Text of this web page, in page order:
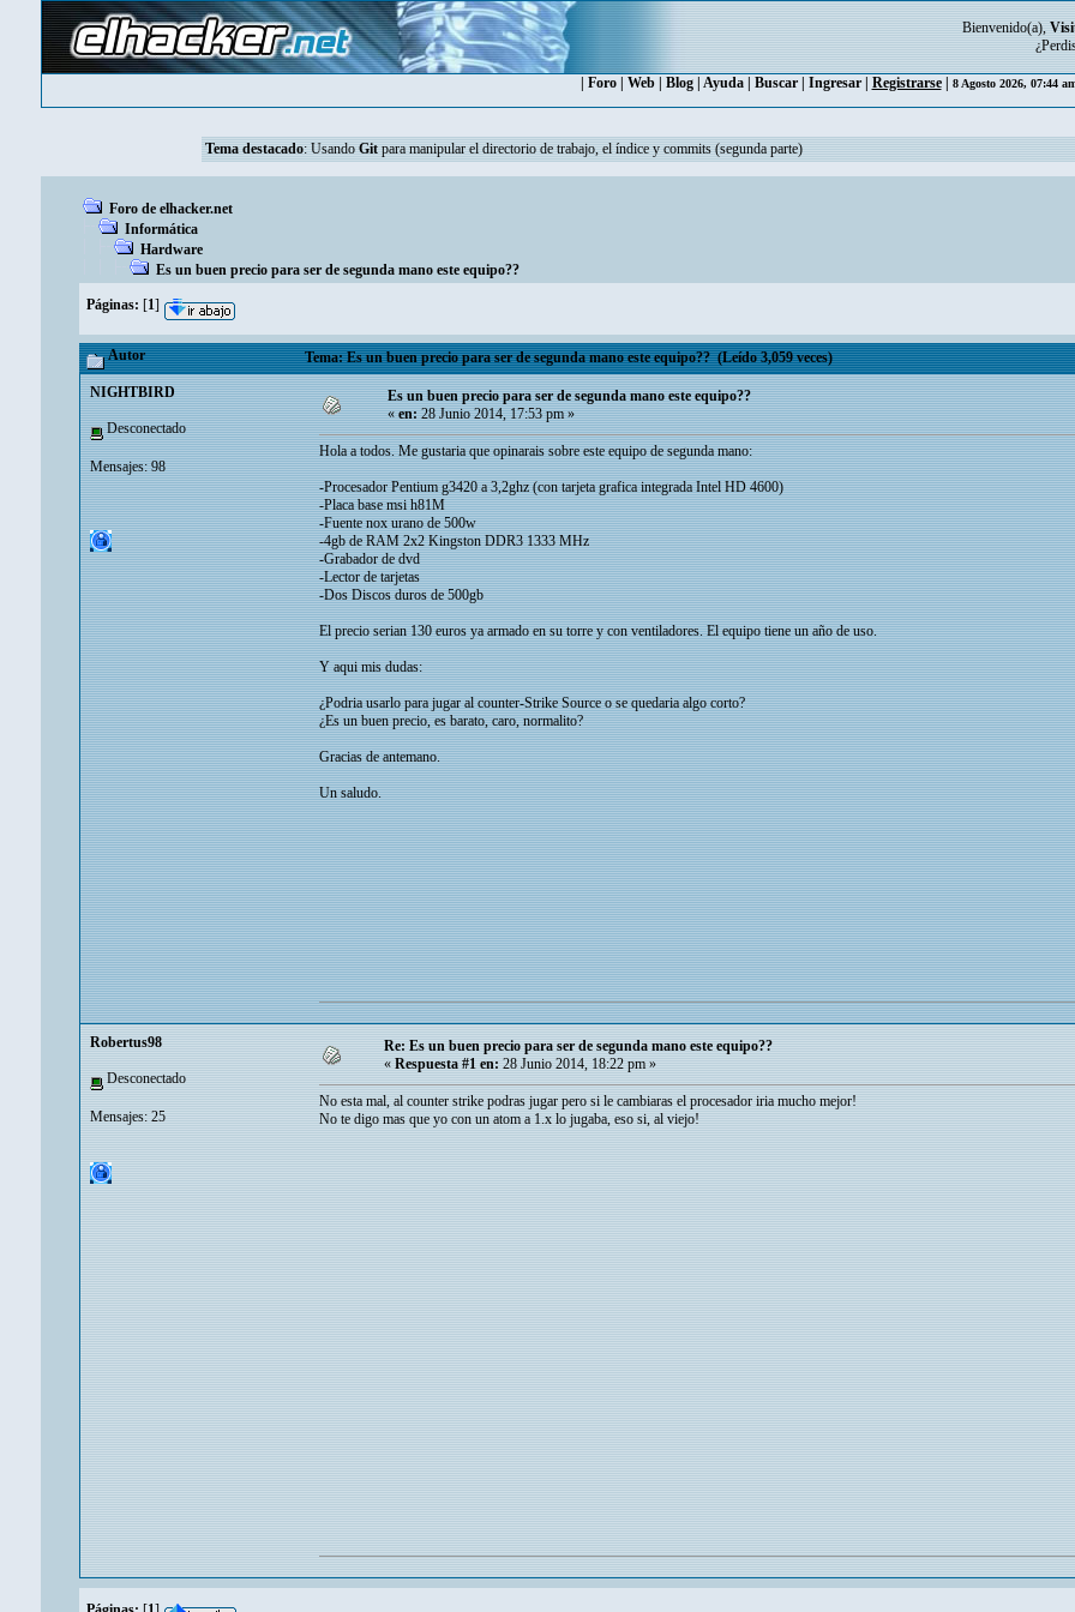
Bienvenido(a),
Foro| Web| Blog| Ayuda| Buscar| Ingresar| Registrarse| 8 Agosto 2026, 07:44
Tema destacado: Usando Git para manipular el directorio de trabajo, el índice y commits (segunda parte)
Foro de elhacker.net
Informática
Hardware
Es un buen precio para ser de segunda mano este equipo??
Páginas: [1]
Autor Tema: Es un buen precio para ser de segunda mano este equipo?? (Leído 3,059 veces)
NIGHTBIRD
Desconectado
Mensajes: 98
Es un buen precio para ser de segunda mano este equipo??
«en:28 Junio 2014, 17:53 pm »
Hola a todos. Me gustaria que opinarais sobre este equipo de segunda mano:
-Procesador Pentium g3420 a 3,2ghz (con tarjeta grafica integrada Intel HD 4600)
-Placa base msi h81M
-Fuente nox urano de 500w
-4gb de RAM 2x2 Kingston DDR3 1333 MHz
-Grabador de dvd
-Lector de tarjetas
-Dos Discos duros de 500gb
El precio serian 130 euros ya armado en su torre y con ventiladores. El equipo tiene un año de uso.
Y aqui mis dudas:
¿Podria usarlo para jugar al counter-Strike Source o se quedaria algo corto?
¿Es un buen precio, es barato, caro, normalito?
Gracias de antemano.
Un saludo.
Robertus98
Desconectado
Mensajes: 25
Re: Es un buen precio para ser de segunda mano este equipo??
« Respuesta #1 en: 28 Junio 2014, 18:22 pm »
No esta mal, al counter strike podras jugar pero si le cambiaras el procesador iria mucho mejor!
No te digo mas que yo con un atom a 1.x lo jugaba, eso si, al viejo!